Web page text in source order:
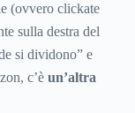
(ovvero clickate
sulla destra del
si dividono” e
c’è un’altra